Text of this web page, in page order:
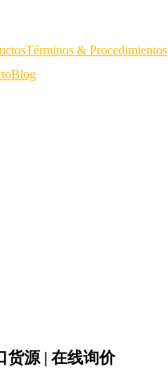
Términos & Procedimientos
Blog
货源 | 在线询价